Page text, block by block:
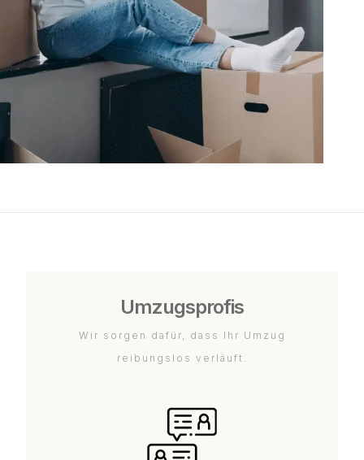
Umzugsprofis
Wir sorgen dafür, dass Ihr Umzug
reibungslos verläuft.